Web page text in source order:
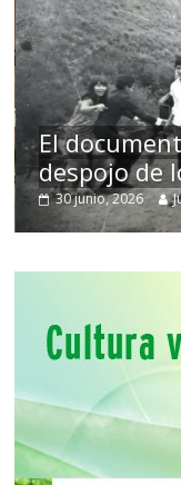
El
despojo de
30 junio, 2026